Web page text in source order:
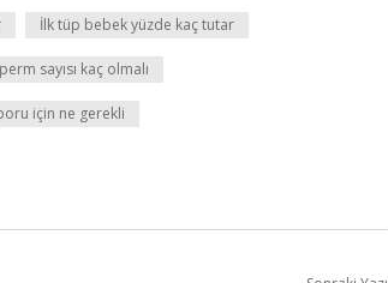
İlk tüp bebek yüzde kaç tutar
sayısı kaç olmalı
için ne gerekli